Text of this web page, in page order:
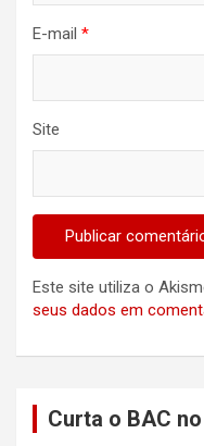
E-mail *
Site
Este site utiliza o
seus dados em
Curta o BAC